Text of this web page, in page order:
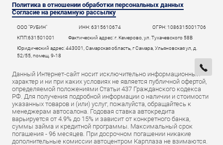
Политика в отношении обработки персональных данных
Согласие на рекламную рассылку
ООО "РУБИН" ИНН: 6315610674
ОГРН: 1086315001706
КПП:631501001
Фактический адрес: г. Кемерово, ул. Тухачевского 58В
Юридический адрес: 443001, Самарская область, г Самара, Ульяновская ул, д.
52/55, помещ. 9-18
Данный Интернет-сайт носит исключительно информационный
характер и ни при каких условиях не является публичной офертой,
определяемой положениями Статьи 437 Гражданского кодекса
РФ. Для получения подробной информации о наличии и стоимости
указанных товаров и (или) услуг, пожалуйста, обращайтесь к
менеджерам автосалона. Годовая ставка автокредита
варьируется от 4.9% до 15% и зависит от конкретного банка,
суммы займа и кредитной программы. Максимальный срок
погашения - 96 месяцев. При досрочном погашении никакие
дополнительные комиссии автоцентром Карплаза не взимаются.